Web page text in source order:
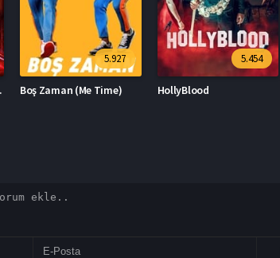
5.454
HollyBlood
5.085
That’s Armor